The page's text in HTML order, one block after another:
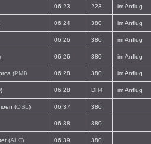
06:23 223 im Anflug
06:24 380 im Anflug
06:26 380 im Anflug
06:26 380 im Anflug
(PMI) 06:28 380 im Anflug
) 06:28 DH4 im Anflug
(OSL ) 06:37 380
06:38 380
(ALC) 06:39 380